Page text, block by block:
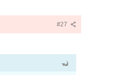
#27